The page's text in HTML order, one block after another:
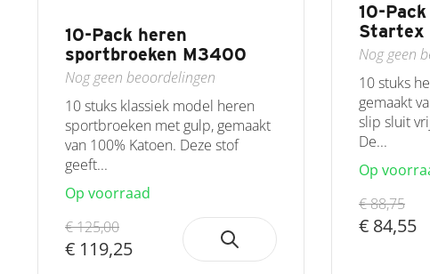
10-Pack heren
sportbroeken M3400
Nog geen beoordelingen
10 stuks klassiek model heren
sportbroeken met gulp, gemaakt
van 100% Katoen. Deze stof
geeft...
Op voorraad
€ 125,00
€ 119,25
10-
Startex
Nog geen
10 stuks
gemaakt
slip sluit
De...
Op
€ 88,75
€ 84,55